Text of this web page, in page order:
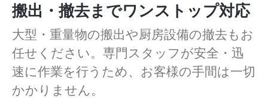
搬出・撤去までワンストップ対応
大型・重量物の搬出や厨房設備の撤去もお
任せください。専門スタッフが安全・迅
速に作業を行うため、お客様の手間は一切
かかりません。